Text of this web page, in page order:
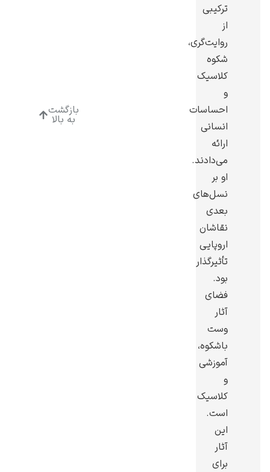
ترکیبی
از
روایت‌گری،
شکوه
کلاسیک
و
احساسات
انسانی
ارائه
می‌دادند.
او بر
نسل‌های
بعدی
نقاشان
اروپایی
تأثیرگذار
بود.
فضای
آثار
وست
باشکوه،
آموزشی
و
کلاسیک
است.
این
آثار
برای
بازگشت
به بالا